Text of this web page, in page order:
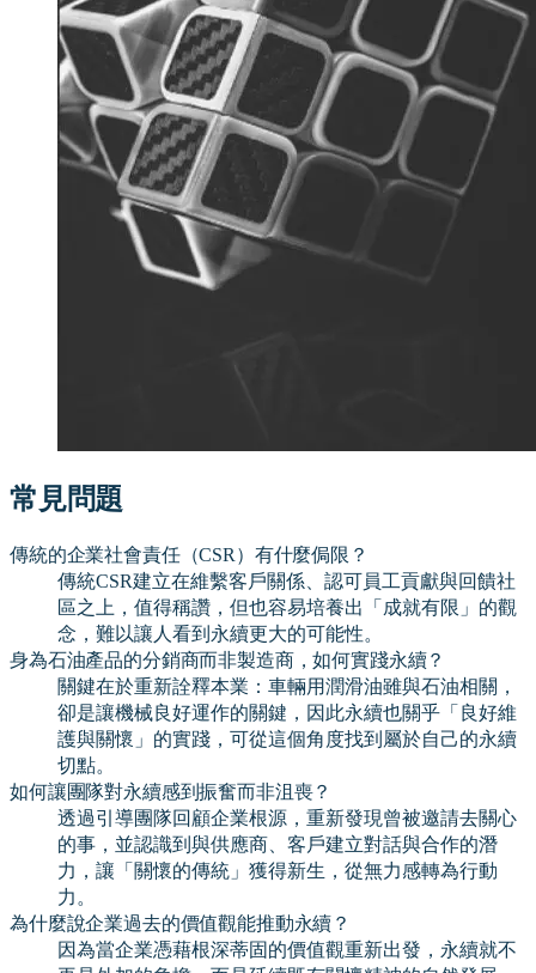
常見問題
傳統的企業社會責任（CSR）有什麼侷限？
傳統CSR建立在維繫客戶關係、認可員工貢獻與回饋社
區之上，值得稱讚，但也容易培養出「成就有限」的觀
念，難以讓人看到永續更大的可能性。
身為石油產品的分銷商而非製造商，如何實踐永續？
關鍵在於重新詮釋本業：車輛用潤滑油雖與石油相關，
卻是讓機械良好運作的關鍵，因此永續也關乎「良好維
護與關懷」的實踐，可從這個角度找到屬於自己的永續
切點。
如何讓團隊對永續感到振奮而非沮喪？
透過引導團隊回顧企業根源，重新發現曾被邀請去關心
的事，並認識到與供應商、客戶建立對話與合作的潛
力，讓「關懷的傳統」獲得新生，從無力感轉為行動
力。
為什麼說企業過去的價值觀能推動永續？
因為當企業憑藉根深蒂固的價值觀重新出發，永續就不